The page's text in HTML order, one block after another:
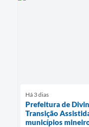
Há 3 dias
Prefeitura de
Transição
municípios